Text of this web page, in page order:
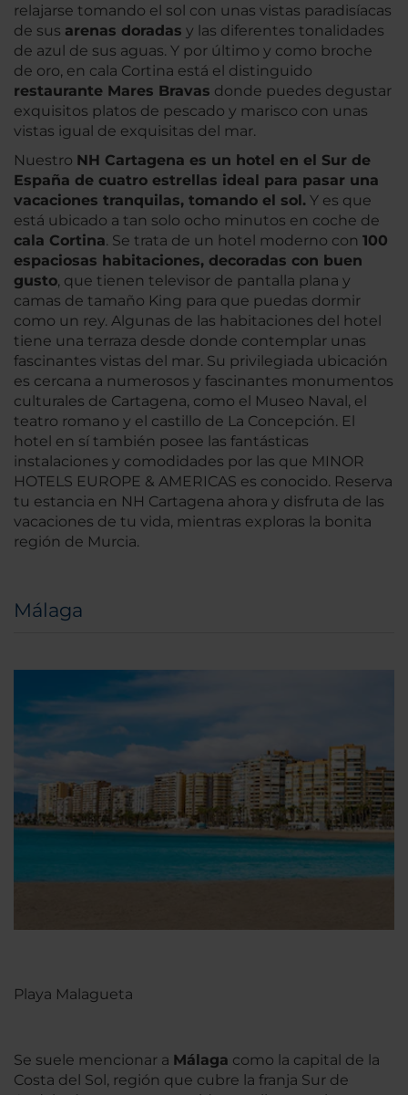
relajarse tomando el sol con unas vistas paradisíacas
de sus arenas doradas y las diferentes tonalidades
de azul de sus aguas. Y por último y como broche
de oro, en cala Cortina está el distinguido
restaurante Mares Bravas donde puedes degustar
exquisitos platos de pescado y marisco con unas
vistas igual de exquisitas del mar.
Nuestro NH Cartagena es un hotel en el Sur de
España de cuatro estrellas ideal para pasar una
vacaciones tranquilas, tomando el sol. Y es que
está ubicado a tan solo ocho minutos en coche de
cala Cortina. Se trata de un hotel moderno con 100
espaciosas habitaciones, decoradas con buen
gusto, que tienen televisor de pantalla plana y
camas de tamaño King para que puedas dormir
como un rey. Algunas de las habitaciones del hotel
tiene una terraza desde donde contemplar unas
fascinantes vistas del mar. Su privilegiada ubicación
es cercana a numerosos y fascinantes monumentos
culturales de Cartagena, como el Museo Naval, el
teatro romano y el castillo de La Concepción. El
hotel en sí también posee las fantásticas
instalaciones y comodidades por las que MINOR
HOTELS EUROPE & AMERICAS es conocido. Reserva
tu estancia en NH Cartagena ahora y disfruta de las
vacaciones de tu vida, mientras exploras la bonita
región de Murcia.
Málaga
Playa Malagueta
Se suele mencionar a Málaga como la capital de la
Costa del Sol, región que cubre la franja Sur de